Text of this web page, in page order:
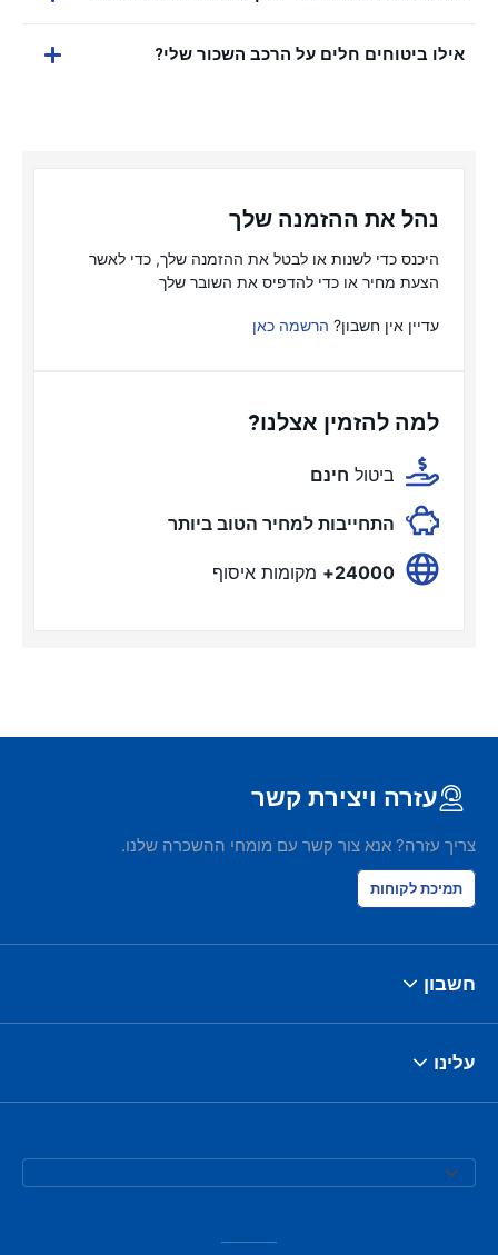
אילו ביטוחים חלים על הרכב השכור שלי?
נהל את ההזמנה שלך
היכנס כדי לשנות או לבטל את ההזמנה שלך, כדי לאשר
הצעת מחיר או כדי להדפיס את השובר שלך
עדיין אין חשבון? הרשמה כאן
למה להזמין אצלנו?
ביטול חינם
התחייבות למחיר הטוב ביותר
24000+ מקומות איסוף
עזרה ויצירת קשר
צריך עזרה? אנא צור קשר עם מומחי ההשכרה שלנו.
תמיכת לקוחות
חשבון
עלינו